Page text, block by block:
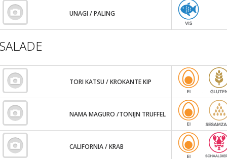
UNAGI / PALING
SALADE
TORI KATSU / KROKANTE KIP
NAMA MAGURO /TONIJN TRUFFEL
CALIFORNIA / KRAB